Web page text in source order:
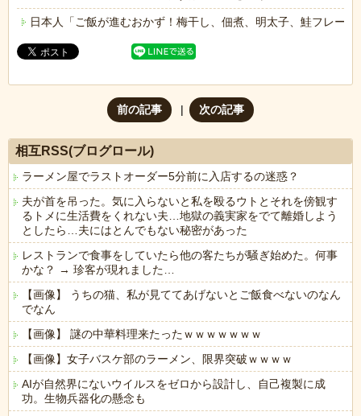
日本人「ご飯が進むおかず！梅干し、佃煮、明太子、鮭フレー
前の記事 次の記事
相互RSS(ブログロール)
ラーメン屋でラストオーダー5分前に入店するの迷惑？
夫が首を吊った。気に入らないと私を殴るウトとそれを傍観す
るトメに生活費をくれない夫…地獄の義実家をでて離婚しよう
としたら…夫にはとんでもない秘密があった
レストランで食事をしていたら他の客たちが騒ぎ始めた。何事
かな？ → 珍客が現れました…
【画像】 うちの猫、私が見ててあげないとご飯食べないのなん
でなん
【画像】 謎の中華料理来たったｗｗｗｗｗｗｗ
【画像】女子バスケ部のラーメン、限界突破ｗｗｗｗ
AIが自然界にないウイルスをゼロから設計し、自己複製に成
功。生物兵器化の懸念も